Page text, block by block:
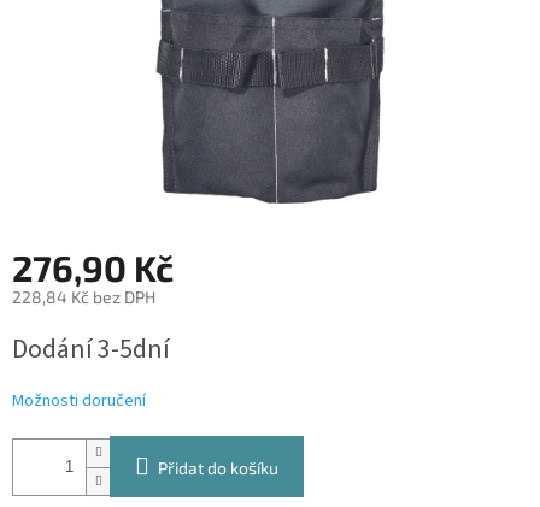
276,90 Kč
228,84 Kč bez DPH
cena:
Dodání 3-5dní
Možnosti doručení
Přidat do košíku